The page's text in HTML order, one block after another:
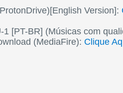
Version]:
1 [PT-BR] (Músicas com
(MediaFire): Clique